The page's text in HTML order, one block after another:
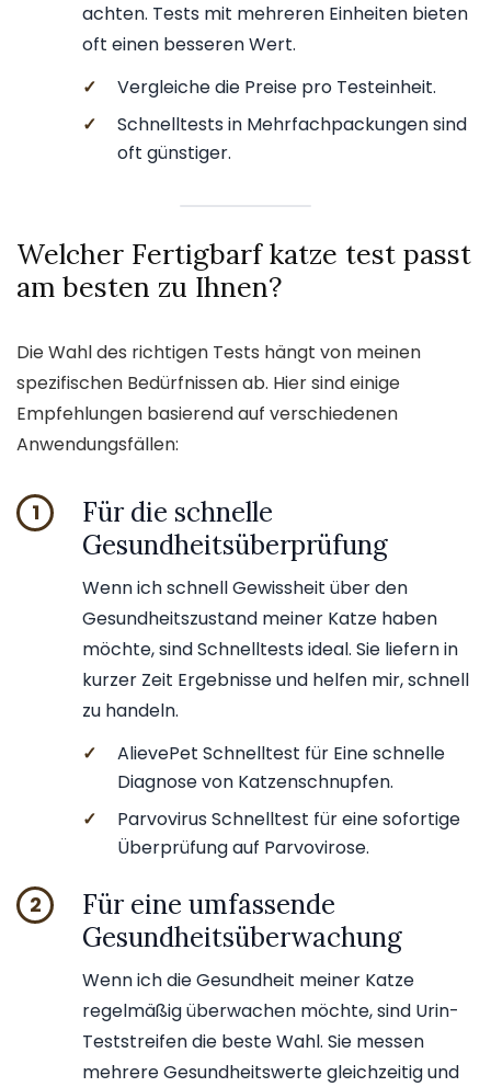
achten. Tests mit mehreren Einheiten bieten
oft einen besseren Wert.
✓
Vergleiche die Preise pro Testeinheit.
✓
Schnelltests in Mehrfachpackungen sind
oft günstiger.
Welcher Fertigbarf katze test passt
am besten zu Ihnen?
Die Wahl des richtigen Tests hängt von meinen
spezifischen Bedürfnissen ab. Hier sind einige
Empfehlungen basierend auf verschiedenen
Anwendungsfällen:
1
Für die schnelle
Gesundheitsüberprüfung
Wenn ich schnell Gewissheit über den
Gesundheitszustand meiner Katze haben
möchte, sind Schnelltests ideal. Sie liefern in
kurzer Zeit Ergebnisse und helfen mir, schnell
zu handeln.
✓
AlievePet Schnelltest für Eine schnelle
Diagnose von Katzenschnupfen.
✓
Parvovirus Schnelltest für eine sofortige
Überprüfung auf Parvovirose.
2
Für eine umfassende
Gesundheitsüberwachung
Wenn ich die Gesundheit meiner Katze
regelmäßig überwachen möchte, sind Urin-
Teststreifen die beste Wahl. Sie messen
mehrere Gesundheitswerte gleichzeitig und